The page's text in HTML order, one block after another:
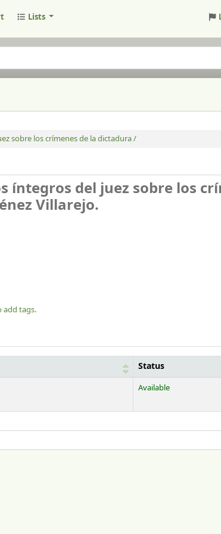
Lists
sobre los crímenes de la dictadura /
íntegros del juez sobre los
Villarejo.
add tags.
Status
Available